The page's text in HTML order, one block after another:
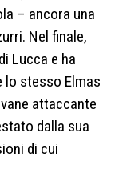
– ancora una
Nel finale,
Lucca e ha
lo stesso Elmas
attaccante
dalla sua
di cui